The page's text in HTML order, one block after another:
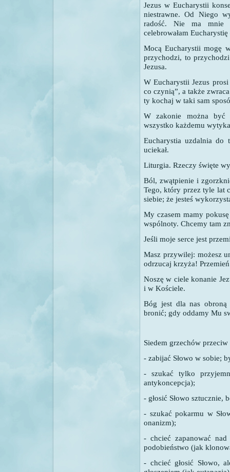
Jezus w Eucharystii
niestrawne. Od Niego
radość. Nie ma mnie
celebrowałam
Mocą Eucharystii mogę
przychodzi, to
Jezusa.
W Eucharystii Jezus
co czynią”, a także
ty kochaj w taki sam
W zakonie można być
wszystko każdemu
Eucharystia uzdalnia do
uciekał.
Liturgia. Rzeczy święte
Ból, zwątpienie i
Tego, który przez tyle lat
siebie; że jesteś
My czasem mamy
wspólnoty. Chcemy tam
Jeśli moje serce jest
Masz przywilej: możesz
odrzucaj krzyża!
Noszę w ciele konanie
i w Kościele.
Bóg jest dla nas
bronić; gdy oddamy Mu
Siedem grzechów przeciw
- zabijać Słowo w sobie;
- szukać tylko
antykoncepcja);
- głosić Słowo
- szukać pokarmu w
onanizm);
- chcieć zapanować
podobieństwo (jak
- chcieć głosić Słowo,